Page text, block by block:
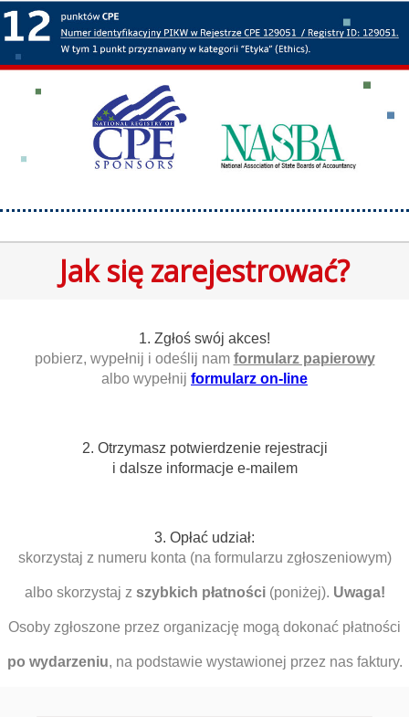
Jak się zarejestrować?
1. Zgłoś swój akces!
pobierz, wypełnij i odeślij nam formularz papierowy
albo wypełnij formularz on-line
2. Otrzymasz potwierdzenie rejestracji
i dalsze informacje e-mailem
3. Opłać udział:
skorzystaj z numeru konta (na formularzu zgłoszeniowym)
albo skorzystaj z szybkich płatności(poniżej). Uwaga!
Osoby zgłoszone przez organizację mogą dokonać płatności
po wydarzeniu, na podstawie wystawionej przez nas faktury.